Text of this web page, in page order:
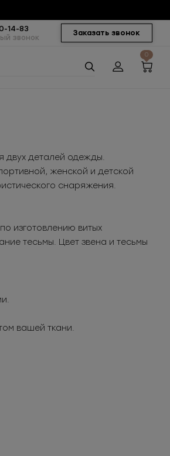
Заказать звонок
14-83
звонок
0
двух деталей одежды.
женской и детской
снаряжения.
изготовлению витых
тесьмы. Цвет звена и тесьмы
вашей ткани.